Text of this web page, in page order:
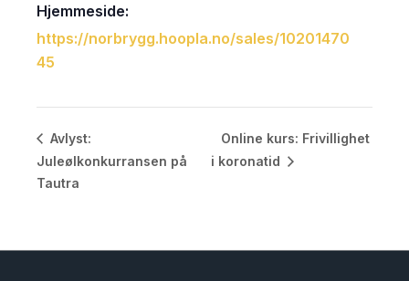
Hjemmeside:
https://norbrygg.hoopla.no/sales/10201470
45
Avlyst:
Juleølkonkurransen på
Tautra
Online kurs: Frivillighet
i koronatid